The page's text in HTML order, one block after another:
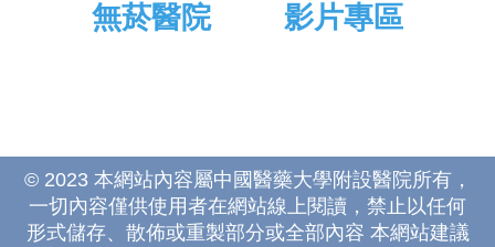
無菸醫院 影片專區
© 2023 本網站內容屬中國醫藥大學附設醫院所有，
一切內容僅供使用者在網站線上閱讀，禁止以任何
形式儲存、散佈或重製部分或全部內容 本網站建議